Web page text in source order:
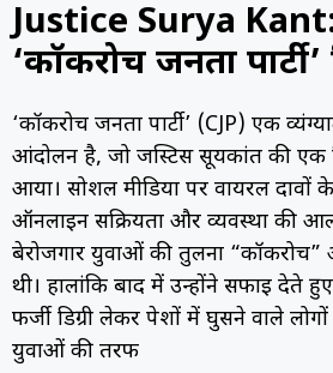
Justice Surya
‘कॉकरोच जनता पार्टी’
‘कॉकरोच जनता पार्टी’ (CJP) एक
आंदोलन है, जो जस्टिस सूर्यकांत की एक
आया। सोशल मीडिया पर वायरल दावों
ऑनलाइन सक्रियता और व्यवस्था की
बेरोजगार युवाओं की तुलना “कॉकरोच”
थी। हालांकि बाद में उन्होंने सफाई देते
फर्जी डिग्री लेकर पेशों में घुसने वाले
युवाओं की तरफ